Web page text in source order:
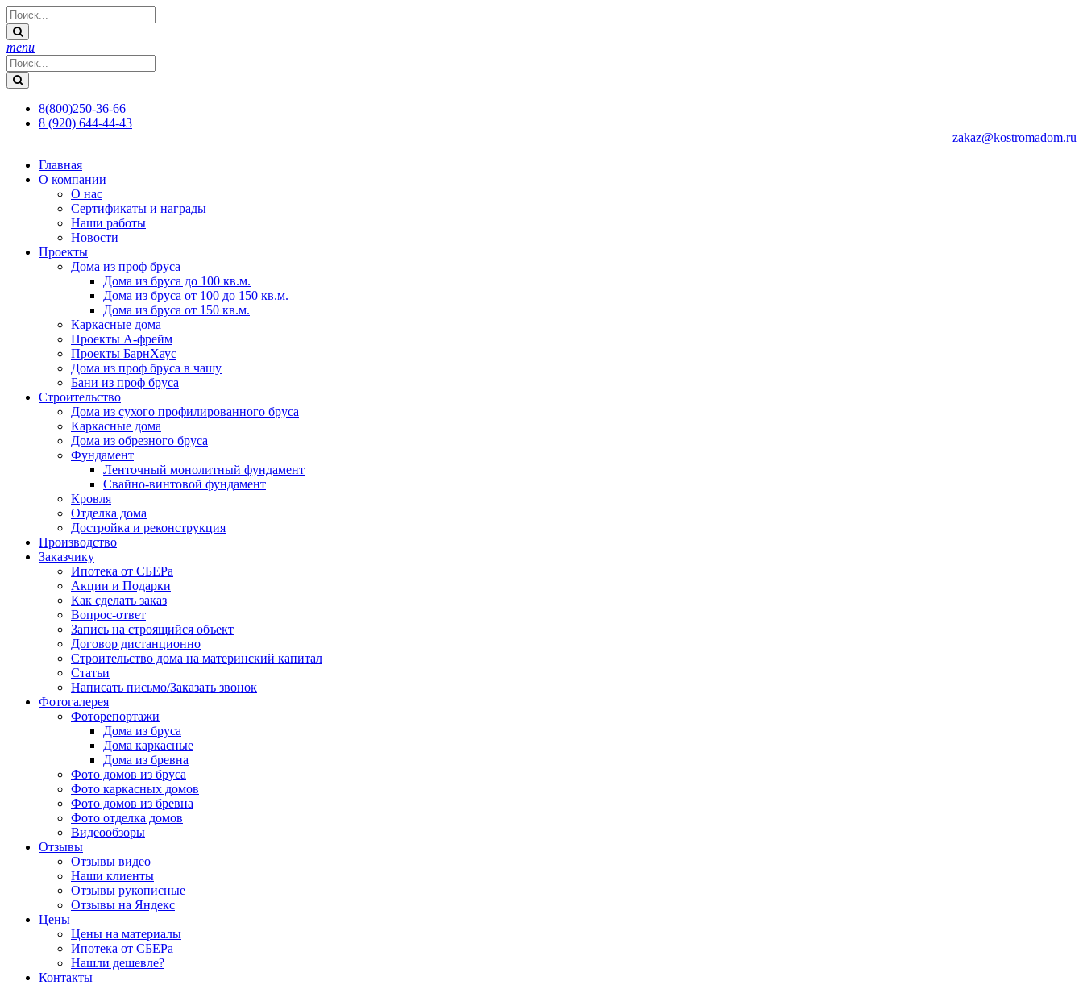
menu
8(800)250-36-66
8 (920) 644-44-43
zakaz@kostromadom.ru
Главная
О компании
О нас
Сертификаты и награды
Наши работы
Новости
Проекты
Дома из проф бруса
Дома из бруса до 100 кв.м.
Дома из бруса от 100 до 150 кв.м.
Дома из бруса от 150 кв.м.
Каркасные дома
Проекты А-фрейм
Проекты БарнХаус
Дома из проф бруса в чашу
Бани из проф бруса
Строительство
Дома из сухого профилированного бруса
Каркасные дома
Дома из обрезного бруса
Фундамент
Ленточный монолитный фундамент
Свайно-винтовой фундамент
Кровля
Отделка дома
Достройка и реконструкция
Производство
Заказчику
Ипотека от СБЕРа
Акции и Подарки
Как сделать заказ
Вопрос-ответ
Запись на строящийся объект
Договор дистанционно
Строительство дома на материнский капитал
Статьи
Написать письмо/Заказать звонок
Фотогалерея
Фоторепортажи
Дома из бруса
Дома каркасные
Дома из бревна
Фото домов из бруса
Фото каркасных домов
Фото домов из бревна
Фото отделка домов
Видеообзоры
Отзывы
Отзывы видео
Наши клиенты
Отзывы рукописные
Отзывы на Яндекс
Цены
Цены на материалы
Ипотека от СБЕРа
Нашли дешевле?
Контакты